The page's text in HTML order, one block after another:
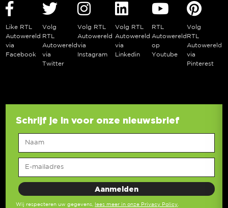
Like RTL
Autowereld
via
Facebook
Volg
RTL
Autowereld
via
Twitter
Volg RTL
Autowereld
via
Instagram
Volg RTL
Autowereld
via
Linkedin
RTL
Autowereld
op
Youtube
Volg
RTL
Autowereld
via
Pinterest
Schrijf je in voor onze nieuwsbrief
Wij respecteren uw gegevens, lees meer in onze Privacy Policy.